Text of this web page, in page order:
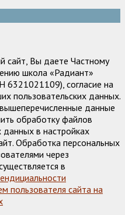
сайт, Вы даете Частному
школа «Радиант»
6321021109), согласие на
пользовательских данных.
данные
обработку файлов
данных в настройках
Обработка персональных
через
в
пользователя сайта на